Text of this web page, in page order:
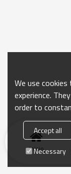
Inicio
We use
experience.
order to
Accept all
Necessary